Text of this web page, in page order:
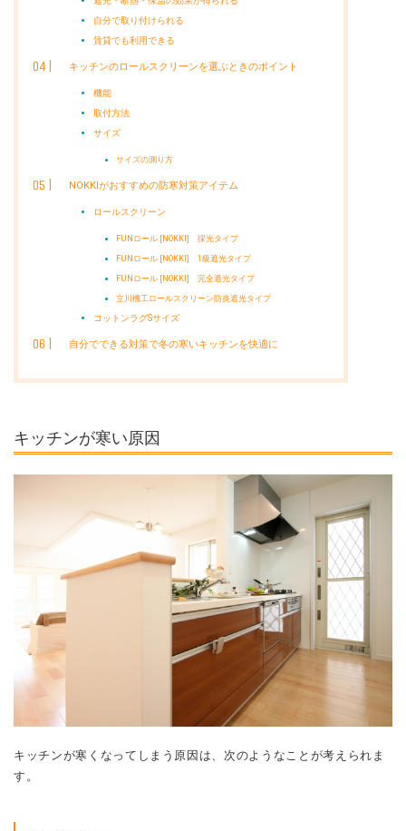
自分で取り付けられる
賃貸でも利用できる
キッチンのロールスクリーンを選ぶときのポイント
機能
取付方法
サイズ
サイズの測り方
NOKKIがおすすめの防寒対策アイテム
ロールスクリーン
FUNロール [NOKKI] 採光タイプ
FUNロール [NOKKI] 1級遮光タイプ
FUNロール [NOKKI] 完全遮光タイプ
立川機工ロールスクリーン防炎遮光タイプ
コットンラグSサイズ
自分でできる対策で冬の寒いキッチンを快適に
キッチンが寒い原因
キッチンが寒くなってしまう原因は、次のようなことが考えられま
す。